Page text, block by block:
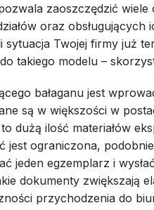
zaoszczędzić
oraz
Twojej firmy już
takiego modelu –
bałaganu jest
są w większości w
dużą ilość materiałów
jest ograniczona,
jeden egzemplarz i
dokumenty
przychodzenia do